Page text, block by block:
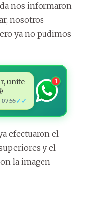
nos informaron
nosotros
ya no pudimos
unite
07:55✓✓
1
efectuaron el
y el
la imagen